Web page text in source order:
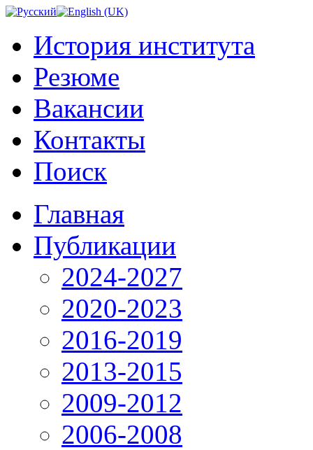
История института
Резюме
Вакансии
Контакты
Поиск
Главная
Публикации
2024-2027
2020-2023
2016-2019
2013-2015
2009-2012
2006-2008